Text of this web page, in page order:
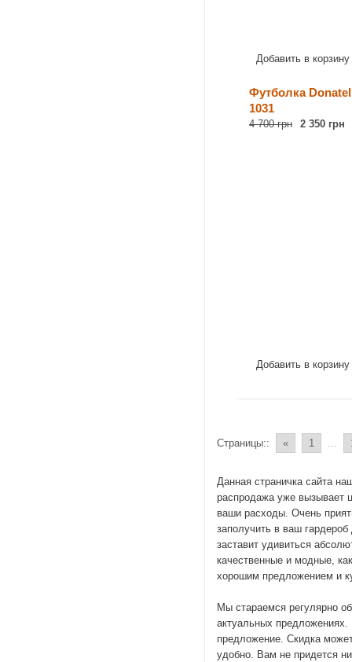
Добавить в корзину
Футболка
1031
4 700 грн 2 350 грн
Добавить в корзину
Страницы:: « 1 ...
Данная страничка сайта
распродажа уже вызывает
ваши расходы. Очень
заполучить в ваш
заставит удивиться
качественные и модные,
хорошим предложением и
Мы стараемся регулярно
актуальных
предложение. Скидка
удобно. Вам не придется